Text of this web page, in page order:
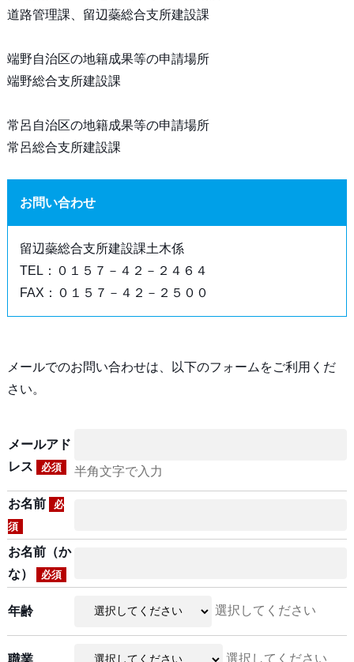
道路管理課、留辺蘂総合支所建設課
端野自治区の地籍成果等の申請場所
端野総合支所建設課
常呂自治区の地籍成果等の申請場所
常呂総合支所建設課
お問い合わせ
留辺蘂総合支所建設課土木係
TEL：０１５７－４２－２４６４
FAX：０１５７－４２－２５００
メールでのお問い合わせは、以下のフォームをご利用くだ
さい。
メールアド
レス
必須 半角文字で入力
お名前
必
須
お名前（か
な）
必須
年齢 選択してください
職業 選択してください